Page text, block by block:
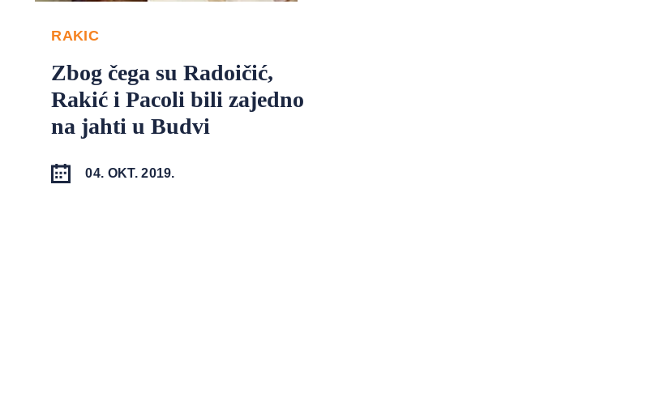
RAKIC
Zbog čega su Radoičić,
Rakić i Pacoli bili zajedno
na jahti u Budvi
04. OKT. 2019.